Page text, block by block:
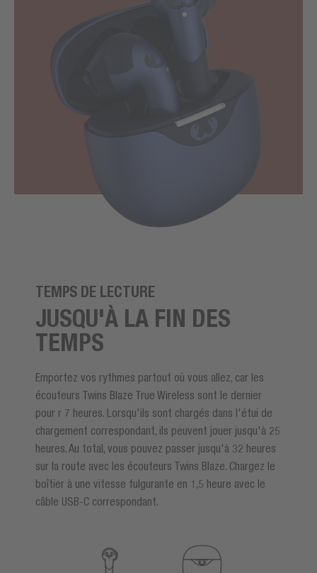
TEMPS DE LECTURE
JUSQU'À LA FIN DES
TEMPS
Emportez vos rythmes partout où vous allez, car les
écouteurs Twins Blaze True Wireless sont le dernier
pour r 7 heures. Lorsqu'ils sont chargés dans l'étui de
chargement correspondant, ils peuvent jouer jusqu'à 25
heures. Au total, vous pouvez passer jusqu'à 32 heures
sur la route avec les écouteurs Twins Blaze. Chargez le
boîtier à une vitesse fulgurante en 1,5 heure avec le
câble USB-C correspondant.